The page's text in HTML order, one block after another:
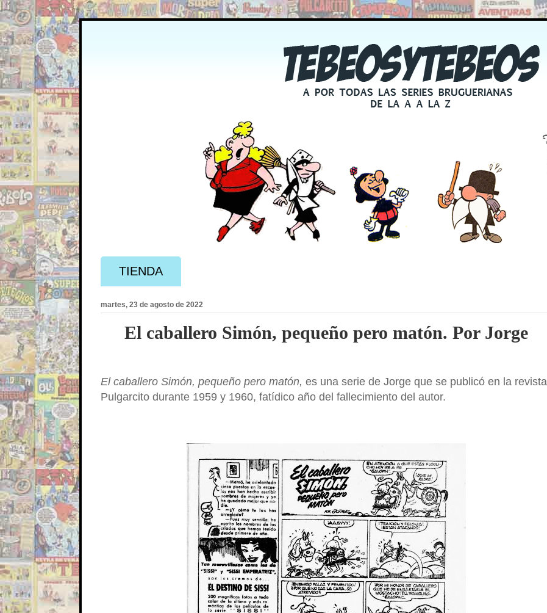
TIENDA
martes, 23 de agosto de 2022
El caballero Simón, pequeño pero matón. Por Jorge
El caballero Simón, pequeño pero matón, es una serie de Jorge que se publicó en la revista
Pulgarcito durante 1959 y 1960, fatídico año del fallecimiento del autor.